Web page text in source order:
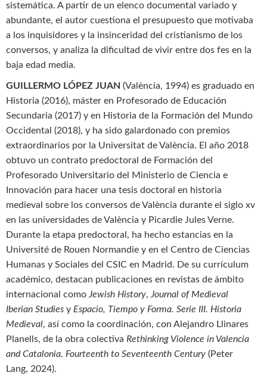
sistemática. A partir de un elenco documental variado y
abundante, el autor cuestiona el presupuesto que motivaba
a los inquisidores y la insinceridad del cristianismo de los
conversos, y analiza la dificultad de vivir entre dos fes en la
baja edad media.
GUILLERMO LÓPEZ JUAN (València, 1994) es graduado en
Historia (2016), máster en Profesorado de Educación
Secundaria (2017) y en Historia de la Formación del Mundo
Occidental (2018), y ha sido galardonado con premios
extraordinarios por la Universitat de València. El año 2018
obtuvo un contrato predoctoral de Formación del
Profesorado Universitario del Ministerio de Ciencia e
Innovación para hacer una tesis doctoral en historia
medieval sobre los conversos de València durante el siglo xv
en las universidades de València y Picardie Jules Verne.
Durante la etapa predoctoral, ha hecho estancias en la
Université de Rouen Normandie y en el Centro de Ciencias
Humanas y Sociales del CSIC en Madrid. De su currículum
académico, destacan publicaciones en revistas de ámbito
internacional comoJewish History,Journal of Medieval
Iberian Studies y Espacio, Tiempo y Forma. Serie III. Historia
Medieval, así como la coordinación, con Alejandro Llinares
Planells, de la obra colectiva Rethinking Violence in Valencia
and Catalonia. Fourteenth to Seventeenth Century (Peter
Lang, 2024).